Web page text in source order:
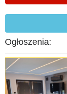
Ogłoszenia: